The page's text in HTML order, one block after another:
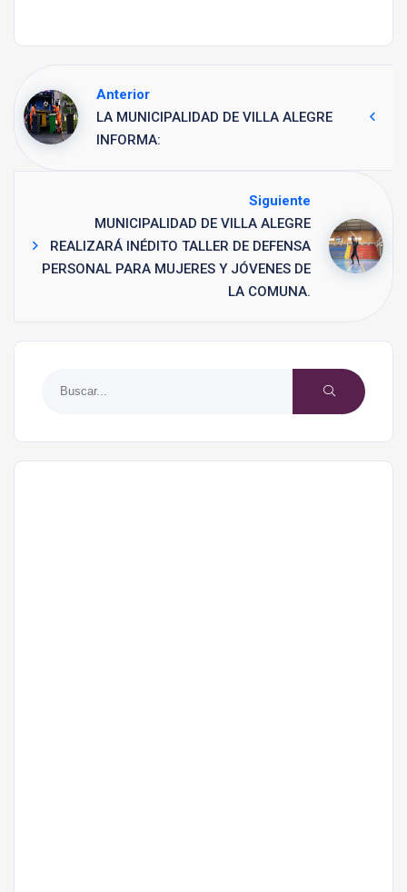
Anterior
LA MUNICIPALIDAD DE VILLA ALEGRE
INFORMA:
Siguiente
MUNICIPALIDAD DE VILLA ALEGRE
REALIZARÁ INÉDITO TALLER DE DEFENSA
PERSONAL PARA MUJERES Y JÓVENES DE
LA COMUNA.